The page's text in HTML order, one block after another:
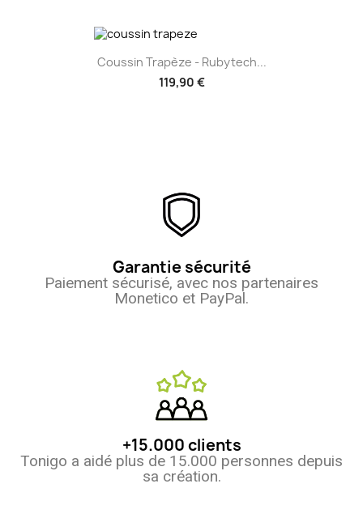
Coussin Trapèze - Rubytech...
119,90 €
Garantie sécurité
Paiement sécurisé, avec nos partenaires
Monetico et PayPal.
+15.000 clients
Tonigo a aidé plus de 15.000 personnes depuis
sa création.